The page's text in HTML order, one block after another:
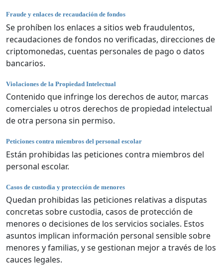
Fraude y enlaces de recaudación de fondos
Se prohíben los enlaces a sitios web fraudulentos,
recaudaciones de fondos no verificadas, direcciones de
criptomonedas, cuentas personales de pago o datos
bancarios.
Violaciones de la Propiedad Intelectual
Contenido que infringe los derechos de autor, marcas
comerciales u otros derechos de propiedad intelectual
de otra persona sin permiso.
Peticiones contra miembros del personal escolar
Están prohibidas las peticiones contra miembros del
personal escolar.
Casos de custodia y protección de menores
Quedan prohibidas las peticiones relativas a disputas
concretas sobre custodia, casos de protección de
menores o decisiones de los servicios sociales. Estos
asuntos implican información personal sensible sobre
menores y familias, y se gestionan mejor a través de los
cauces legales.